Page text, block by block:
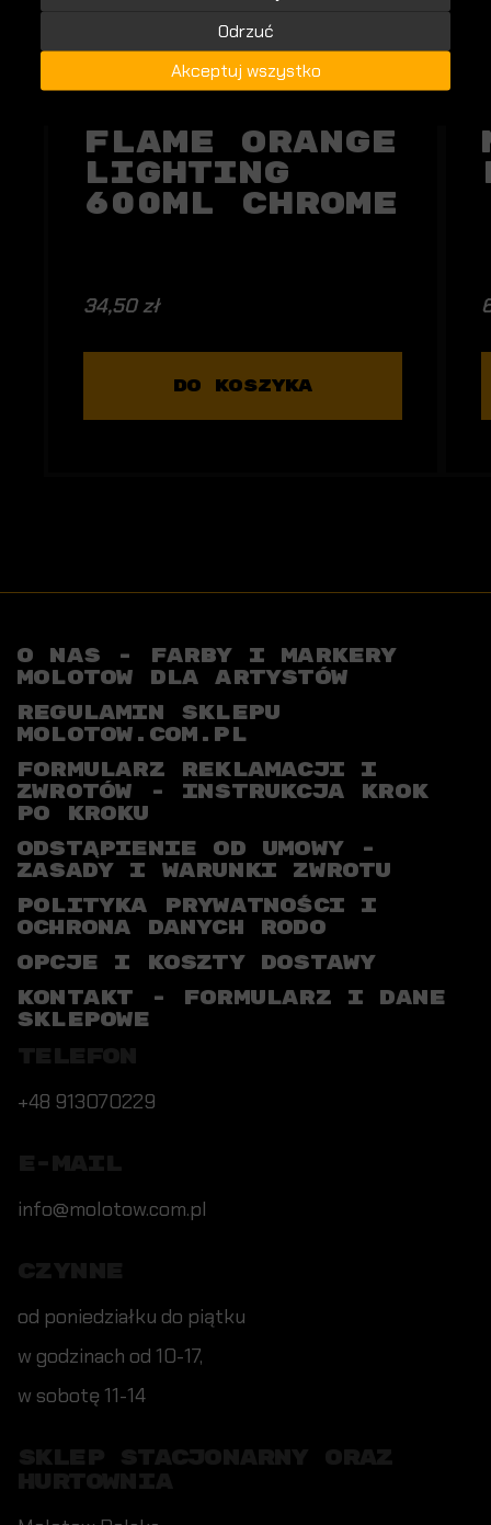
Flame Orange
Lighting
600ml Chrome
34,50 zł
DO KOSZYKA
O NAS - FARBY I MARKERY
MOLOTOW DLA ARTYSTÓW
REGULAMIN SKLEPU
MOLOTOW.COM.PL
FORMULARZ REKLAMACJI I
ZWROTÓW - INSTRUKCJA KROK
PO KROKU
ODSTĄPIENIE OD UMOWY -
ZASADY I WARUNKI ZWROTU
POLITYKA PRYWATNOŚCI I
OCHRONA DANYCH RODO
OPCJE I KOSZTY DOSTAWY
KONTAKT - FORMULARZ I DANE
SKLEPOWE
+48 913070229
info@molotow.com.pl
od poniedziałku do piątku
w godzinach od 10-17,
w sobotę 11-14
Odrzuć
Akceptuj wszystko